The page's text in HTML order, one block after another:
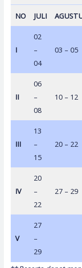
NO JULI
I
02
–
04
03 – 05
II
06
–
08
10 – 12
III
13
–
15
20 – 22
IV
20
–
22
27 – 29
V
27
–
29